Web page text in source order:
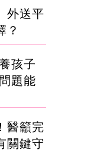
外送平
？
孩子
題能
醫籲完
關鍵守